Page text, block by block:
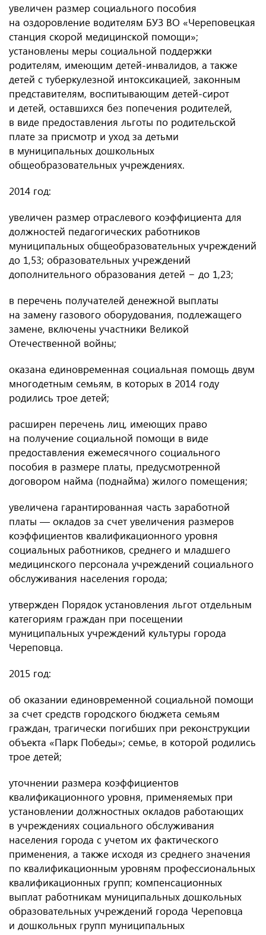
увеличен размер социального пособия
на оздоровление водителям БУЗ ВО «Череповецкая
станция скорой медицинской помощи»;
установлены меры социальной поддержки
родителям, имеющим детей-инвалидов, а также
детей с туберкулезной интоксикацией, законным
представителям, воспитывающим детей-сирот
и детей, оставшихся без попечения родителей,
в виде предоставления льготы по родительской
плате за присмотр и уход за детьми
в муниципальных дошкольных
общеобразовательных учреждениях.
2014 год:
увеличен размер отраслевого коэффициента для
должностей педагогических работников
муниципальных общеобразовательных учреждений
до 1,53; образовательных учреждений
дополнительного образования детей − до 1,23;
в перечень получателей денежной выплаты
на замену газового оборудования, подлежащего
замене, включены участники Великой
Отечественной войны;
оказана единовременная социальная помощь двум
многодетным семьям, в которых в 2014 году
родились трое детей;
расширен перечень лиц, имеющих право
на получение социальной помощи в виде
предоставления ежемесячного социального
пособия в размере платы, предусмотренной
договором найма (поднайма) жилого помещения;
увеличена гарантированная часть заработной
платы — окладов за счет увеличения размеров
коэффициентов квалификационного уровня
социальных работников, среднего и младшего
медицинского персонала учреждений социального
обслуживания населения города;
утвержден Порядок установления льгот отдельным
категориям граждан при посещении
муниципальных учреждений культуры города
Череповца.
2015 год:
об оказании единовременной социальной помощи
за счет средств городского бюджета семьям
граждан, трагически погибших при реконструкции
объекта «Парк Победы»; семье, в которой родились
трое детей;
уточнении размера коэффициентов
квалификационного уровня, применяемых при
установлении должностных окладов работающих
в учреждениях социального обслуживания
населения города с учетом их фактического
применения, а также исходя из среднего значения
по квалификационным уровням профессиональных
квалификационных групп; компенсационных
выплат работникам муниципальных дошкольных
образовательных учреждений города Череповца
и дошкольных групп муниципальных